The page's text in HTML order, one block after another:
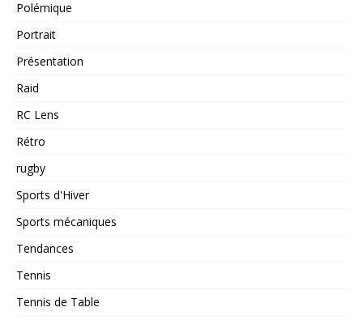
Polémique
Portrait
Présentation
Raid
RC Lens
Rétro
rugby
Sports d'Hiver
Sports mécaniques
Tendances
Tennis
Tennis de Table